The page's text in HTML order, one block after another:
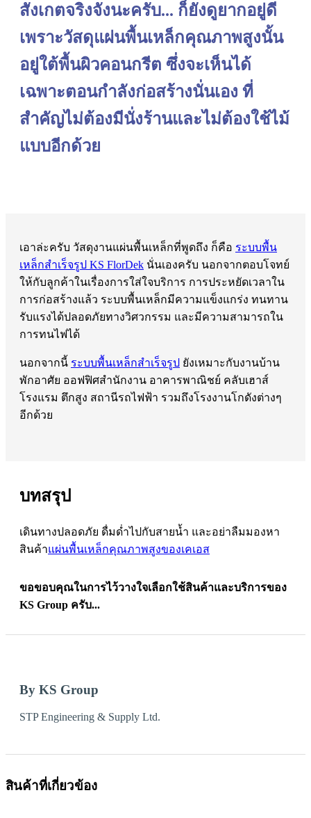
สังเกตจริงจังนะครับ... ก็ยังดูยากอยู่ดี
เพราะวัสดุแผ่นพื้นเหล็กคุณภาพสูงนั้น
อยู่ใต้พื้นผิวคอนกรีต ซึ่งจะเห็นได้
เฉพาะตอนกำลังก่อสร้างนั่นเอง ที่
สำคัญไม่ต้องมีนั่งร้านและไม่ต้องใช้ไม้
แบบอีกด้วย
เอาล่ะครับ วัสดุงานแผ่นพื้นเหล็กที่พูดถึง ก็คือ ระบบพื้น
เหล็กสำเร็จรูป KS FlorDek นั่นเองครับ นอกจากตอบโจทย์
ให้กับลูกค้าในเรื่องการใส่ใจบริการ การประหยัดเวลาใน
การก่อสร้างแล้ว ระบบพื้นเหล็กมีความแข็งแกร่ง ทนทาน
รับแรงได้ปลอดภัยทางวิศวกรรม และมีความสามารถใน
การทนไฟได้
นอกจากนี้ ระบบพื้นเหล็กสำเร็จรูป ยังเหมาะกับงานบ้าน
พักอาศัย ออฟฟิศสำนักงาน อาคารพาณิชย์ คลับเฮาส์
โรงแรม ตึกสูง สถานีรถไฟฟ้า รวมถึงโรงงานโกดังต่างๆ
อีกด้วย
บทสรุป
เดินทางปลอดภัย ดื่มด่ำไปกับสายน้ำ และอย่าลืมมองหา
สินค้าแผ่นพื้นเหล็กคุณภาพสูงของเคเอส
ขอขอบคุณในการไว้วางใจเลือกใช้สินค้าและบริการของ
KS Group ครับ...
By KS Group
STP Engineering & Supply Ltd.
สินค้าที่เกี่ยวข้อง